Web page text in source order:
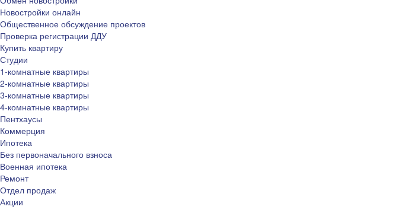
Новостройки онлайн
Общественное обсуждение проектов
Проверка регистрации ДДУ
Купить квартиру
Студии
1-комнатные квартиры
2-комнатные квартиры
3-комнатные квартиры
4-комнатные квартиры
Пентхаусы
Коммерция
Ипотека
Без первоначального взноса
Военная ипотека
Ремонт
Отдел продаж
Акции